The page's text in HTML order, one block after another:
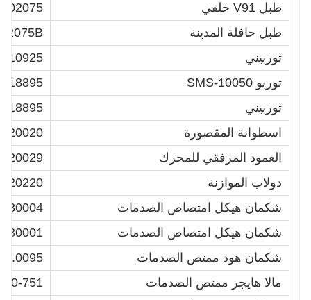
طبل V91 خلفي
02075
طبل حافلة المدينة
توربيني
توربو SMS-10050
توربيني
اسطوانة المقصورة
العمود المرفقي للمحرك
دولاب الموازنة
شكمان هيكل امتصاص الصدمات
شكمان هيكل امتصاص الصدمات
شكمان هود ممتص الصدمات
مالا هايجر ممتص الصدمات
751